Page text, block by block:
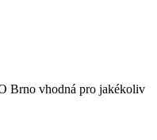
Brno vhodná pro jakékoliv